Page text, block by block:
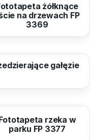
gałęzie
żółknące
na drzewach FP
3369
40,96 zł
rzeka w
parku FP 3377